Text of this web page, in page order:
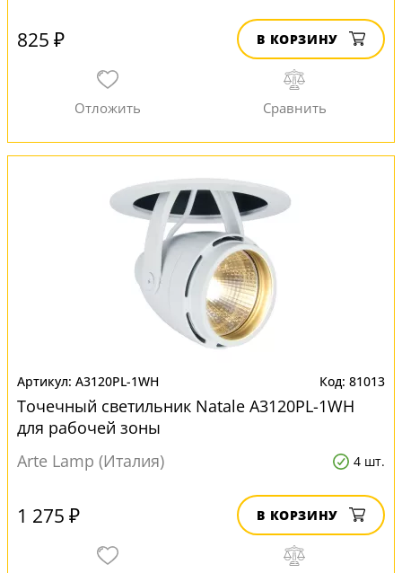
825 ₽ В КОРЗИНУ
A3120PL-1WH 81013
Точечный светильник Natale A3120PL-1WH
для рабочей зоны
Arte Lamp (Италия)
4 шт.
1 275 ₽ В КОРЗИНУ